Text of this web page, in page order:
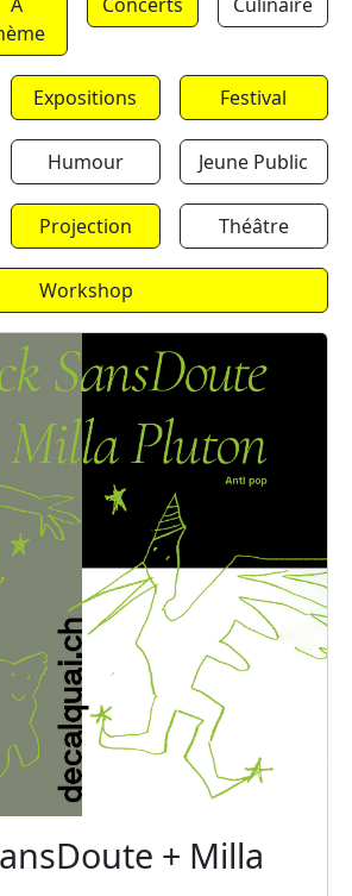
Expositions Festival
Humour Jeune Public
Projection Théâtre
Workshop
+ Milla